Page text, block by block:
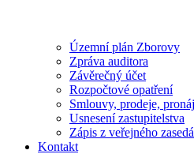
Územní plán Zborovy
Zpráva auditora
Závěrečný účet
Rozpočtové opatření
Smlouvy, prodeje,
Usnesení zastupitelstva
Zápis z veřejného
Kontakt